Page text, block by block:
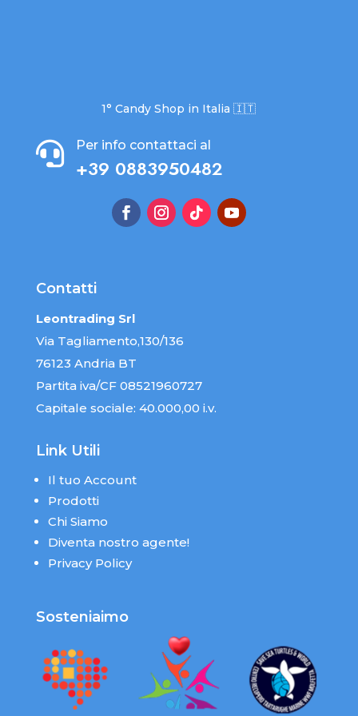
1° Candy Shop in Italia 🇮🇹
 Per info contattaci al
+39 0883950482
Contatti
Leontrading Srl
Via Tagliamento,130/136
76123 Andria BT
Partita iva/CF 08521960727
Capitale sociale: 40.000,00 i.v.
Link Utili
Il tuo Account
Prodotti
Chi Siamo
Diventa nostro agente!
Privacy Policy
Sosteniaimo